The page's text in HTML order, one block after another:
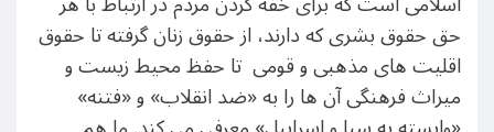
حق حقوق بشری که دارند، از حقوق زنان گرفته تا حقوق
اقلیت های مذهبی و قومی تا حفظ محیط زیست و
میراث فرهنگی آن ها را به «ضد انقلاب» و «فتنه»